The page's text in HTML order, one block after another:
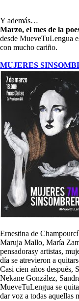
Y además…
Marzo, el mes de la
desde MueveTuLengua
con mucho cariño.
MUJERES
Ernestina de
Maruja Mallo, María
pensadorasy artistas,
día se atrevieron a
Casi cien años después,
Nekane González,
MueveTuLengua se
dar voz a todas aquellas